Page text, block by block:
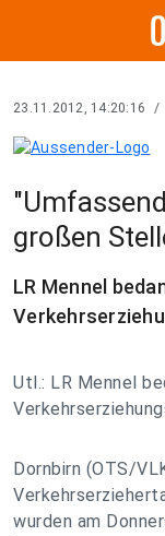
23.11.2012, 14:20:16 /
großen
LR Mennel
Utl.: LR Mennel
Dornbirn (OTS/
wurden am